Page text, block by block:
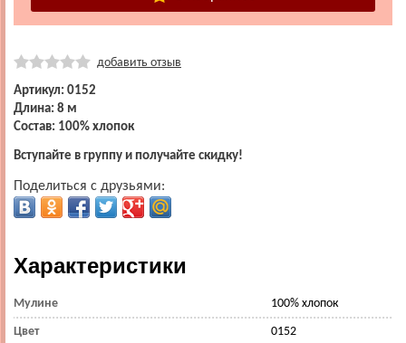
добавить отзыв
Артикул: 0152
Длина: 8 м
Состав: 100% хлопок
Вступайте в группу и получайте скидку!
Поделиться с друзьями:
Характеристики
Мулине 100% хлопок
Цвет 0152